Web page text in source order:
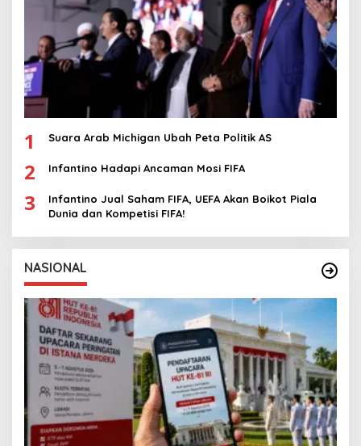
1 Suara Arab Michigan Ubah Peta Politik AS
2 Infantino Hadapi Ancaman Mosi FIFA
3
Infantino Jual Saham FIFA, UEFA Akan Boikot Piala
Dunia dan Kompetisi FIFA!
NASIONAL